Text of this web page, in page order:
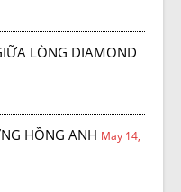
LÒNG DIAMOND
HỒNG ANH May 14,